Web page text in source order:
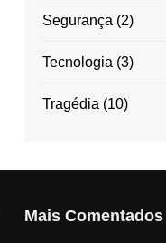
Segurança (2)
Tecnologia (3)
Tragédia (10)
Mais Comentados